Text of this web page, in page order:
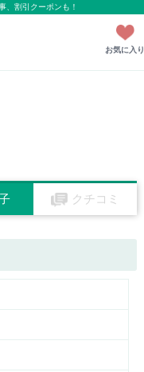
、割引クーポンも！
お気に入り
クチコミ